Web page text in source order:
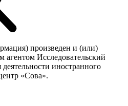
произведен и (или)
агентом Исследовательский
иностранного
«Сова».